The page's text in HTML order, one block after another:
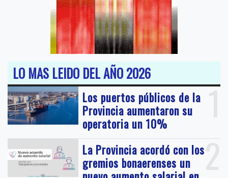
LO MAS LEIDO DEL AÑO 2026
1
Los puertos públicos de la
Provincia aumentaron su
operatoria un 10%
2
La Provincia acordó con los
gremios bonaerenses un